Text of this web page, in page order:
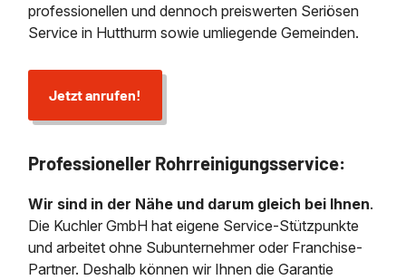
professionellen und dennoch preiswerten Seriösen
Service in Hutthurm sowie umliegende Gemeinden.
Jetzt anrufen!
Professioneller Rohrreinigungsservice:
Wir sind in der Nähe und darum gleich bei Ihnen.
Die Kuchler GmbH hat eigene Service-Stützpunkte
und arbeitet ohne Subunternehmer oder Franchise-
Partner. Deshalb können wir Ihnen die Garantie